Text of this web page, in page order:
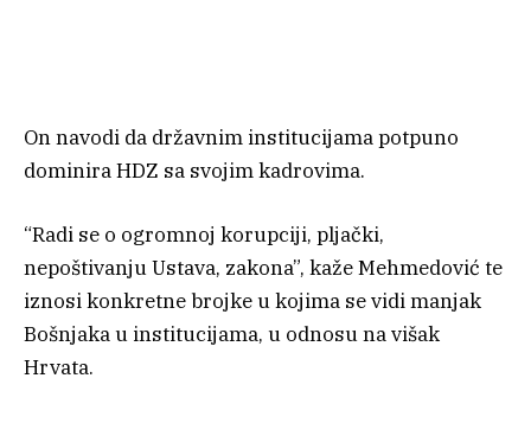
On navodi da državnim institucijama potpuno
dominira HDZ sa svojim kadrovima.
“Radi se o ogromnoj korupciji, pljački,
nepoštivanju Ustava, zakona”, kaže Mehmedović te
iznosi konkretne brojke u kojima se vidi manjak
Bošnjaka u institucijama, u odnosu na višak
Hrvata.